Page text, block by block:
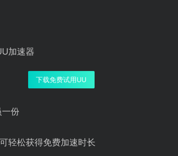
加速器
下载免费试用UU
份
轻松获得免费加速时长